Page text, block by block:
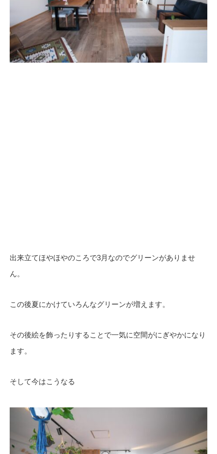
出来立てほやほやのころで3月なのでグリーンがありませ
ん。
この後夏にかけていろんなグリーンが増えます。
その後絵を飾ったりすることで一気に空間がにぎやかになり
ます。
そして今はこうなる